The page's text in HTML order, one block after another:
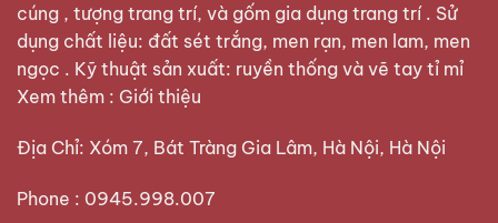
cúng , tượng trang trí, và gốm gia dụng trang trí . Sử
dụng chất liệu: đất sét trắng, men rạn, men lam, men
ngọc . Kỹ thuật sản xuất: ruyền thống và vẽ tay tỉ mỉ
Xem thêm : Giới thiệu
Địa Chỉ: Xóm 7, Bát Tràng Gia Lâm, Hà Nội, Hà Nội
Phone : 0945.998.007